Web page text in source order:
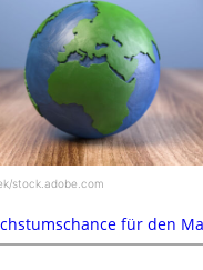
stock.adobe.com
für den